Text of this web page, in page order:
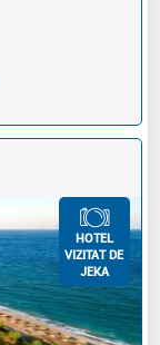
HOTEL
VIZITAT DE
JEKA